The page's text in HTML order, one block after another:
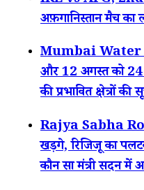
अफ़गानिस्तान मैच का
Mumbai Water
और 12 अगस्त को 24
की प्रभावित क्षेत्रों की
Rajya Sabha
खड़गे, रिजिजू का
कौन सा मंत्री सदन में